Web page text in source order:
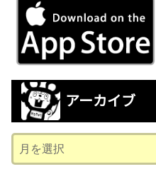
アーカイブ
ー